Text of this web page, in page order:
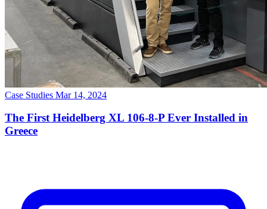
Case Studies Mar 14, 2024
The First Heidelberg XL 106-8-P Ever Installed in
Greece